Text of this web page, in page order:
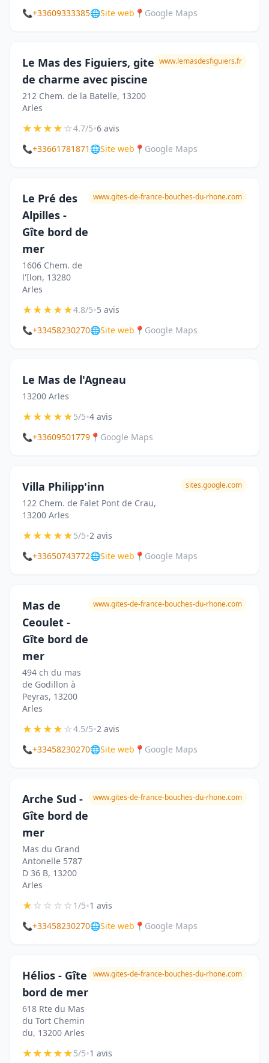
📞+33609333385🌐Site web 📍 Google Maps
Le Mas des Figuiers, gite
de charme avec piscine
212 Chem. de la Batelle, 13200
Arles
www.lemasdesfiguiers.fr
★★★★☆4.7/5•6 avis
📞+33661781871 🌐Site web 📍 Google Maps
Le Pré des
Alpilles -
Gîte bord de
mer
1606 Chem. de
l'Ilon, 13280
Arles
www.gites-de-france-bouches-du-rhone.com
★★★★★4.8/5•5 avis
📞+33458230270🌐Site web 📍 Google Maps
Le Mas de l'Agneau
13200 Arles
★★★★★5/5•4 avis
📞+33609501779 📍 Google Maps
Villa Philipp'inn
122 Chem. de Falet Pont de Crau,
13200 Arles
sites.google.com
★★★★★5/5•2 avis
📞+33650743772🌐Site web 📍 Google Maps
Mas de
Ceoulet -
Gîte bord de
mer
494 ch du mas
de Godillon à
Peyras, 13200
Arles
www.gites-de-france-bouches-du-rhone.com
★★★★☆4.5/5•2 avis
📞+33458230270🌐Site web 📍 Google Maps
Arche Sud -
Gîte bord de
mer
Mas du Grand
Antonelle 5787
D 36 B, 13200
Arles
www.gites-de-france-bouches-du-rhone.com
★☆☆☆☆1/5•1 avis
📞+33458230270🌐Site web 📍 Google Maps
Hélios - Gîte
bord de mer
618 Rte du Mas
du Tort Chemin
du, 13200 Arles
www.gites-de-france-bouches-du-rhone.com
★★★★★5/5•1 avis